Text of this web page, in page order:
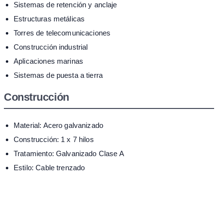
Sistemas de retención y anclaje
Estructuras metálicas
Torres de telecomunicaciones
Construcción industrial
Aplicaciones marinas
Sistemas de puesta a tierra
Construcción
Material: Acero galvanizado
Construcción: 1 x 7 hilos
Tratamiento: Galvanizado Clase A
Estilo: Cable trenzado